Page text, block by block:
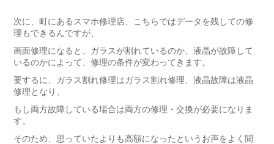
次に、町にあるスマホ修理店、こちらではデータを残しての修
理もできるんですが、
画面修理になると、ガラスが割れているのか、液晶が故障して
いるのかによって、修理の条件が変わってきます。
要するに、ガラス割れ修理はガラス割れ修理、液晶故障は液晶
修理となり、
もし両方故障している場合は両方の修理・交換が必要になりま
す。
そのため、思っていたよりも高額になったというお声をよく聞